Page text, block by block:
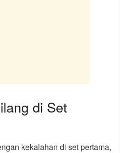
di Set
kekalahan di set pertama,